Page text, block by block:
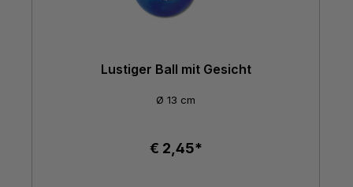
Lustiger Ball mit Gesicht
Ø 13 cm
€ 2,45*